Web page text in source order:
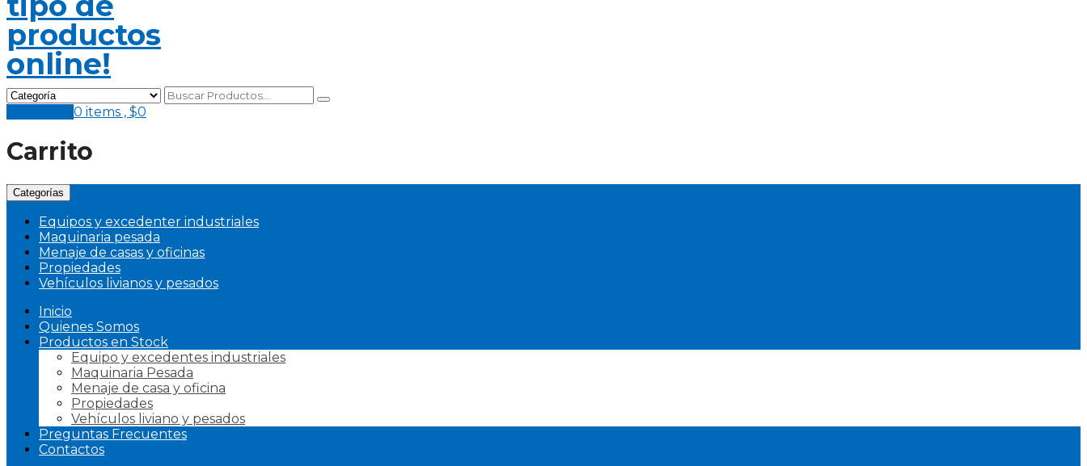
0 items , $0
Carrito
Categorías
Equipos y excedenter industriales
Maquinaria pesada
Menaje de casas y oficinas
Propiedades
Vehículos livianos y pesados
Inicio
Quienes Somos
Productos en Stock
Equipo y excedentes industriales
Maquinaria Pesada
Menaje de casa y oficina
Propiedades
Vehículos liviano y pesados
Preguntas Frecuentes
Contactos